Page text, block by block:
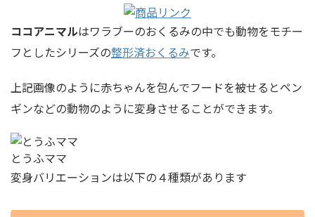
ココアニマルはワラブーのおくるみの中でも動物をモチー
フとしたシリーズの整形済おくるみです。
上記画像のように赤ちゃんを包んでフードを被せるとペン
ギンなどの動物のように変身させることができます。
とうふママ
変身バリエーションは以下の４種類があります